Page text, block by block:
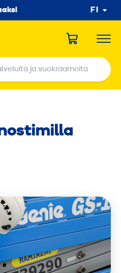
FI
ja vuokraamoita
ja vuokraamoita